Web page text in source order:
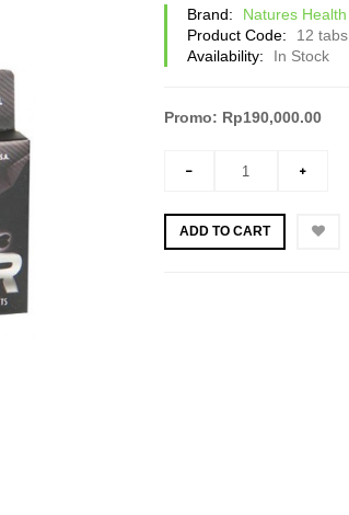
Brand:
Natures Health
Product Code:
12 tabs
Availability:
In Stock
Promo: Rp190,000.00
ADD TO CART